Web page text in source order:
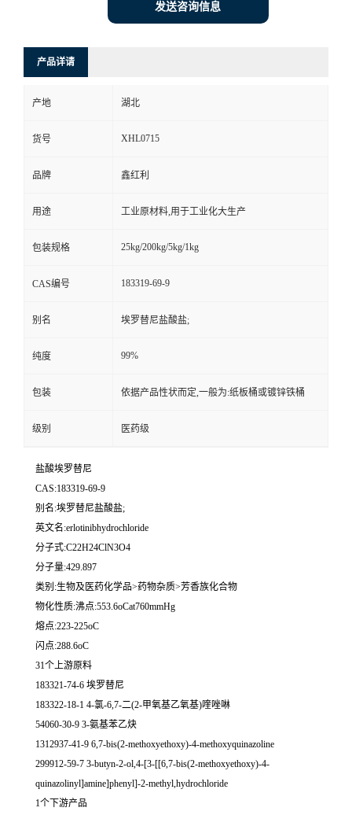
发送咨询信息
产品详请
产地 湖北
货号 XHL0715
品牌 鑫红利
用途 工业原材料,用于工业化大生产
包装规格 25kg/200kg/5kg/1kg
CAS编号 183319-69-9
别名 埃罗替尼盐酸盐;
纯度 99%
包装 依据产品性状而定,一般为:纸板桶或镀锌铁桶
级别 医药级
盐酸埃罗替尼
CAS:183319-69-9
别名:埃罗替尼盐酸盐;
英文名:erlotinibhydrochloride
分子式:C22H24ClN3O4
分子量:429.897
类别:生物及医药化学品>药物杂质>芳香族化合物
物化性质:沸点:553.6oCat760mmHg
熔点:223-225oC
闪点:288.6oC
31个上游原料
183321-74-6 埃罗替尼
183322-18-1 4-氯-6,7-二(2-甲氧基乙氧基)喹唑啉
54060-30-9 3-氨基苯乙炔
1312937-41-9 6,7-bis(2-methoxyethoxy)-4-methoxyquinazoline
299912-59-7 3-butyn-2-ol,4-[3-[[6,7-bis(2-methoxyethoxy)-4-
quinazolinyl]amine]phenyl]-2-methyl,hydrochloride
1个下游产品